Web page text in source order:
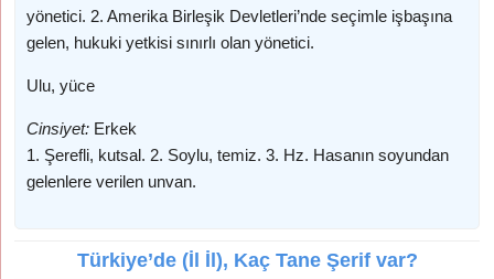
yönetici. 2. Amerika Birleşik Devletleri’nde seçimle işbaşına
gelen, hukuki yetkisi sınırlı olan yönetici.
Ulu, yüce
Cinsiyet: Erkek
1. Şerefli, kutsal. 2. Soylu, temiz. 3. Hz. Hasanın soyundan
gelenlere verilen unvan.
Türkiye’de (İl İl), Kaç Tane Şerif var?